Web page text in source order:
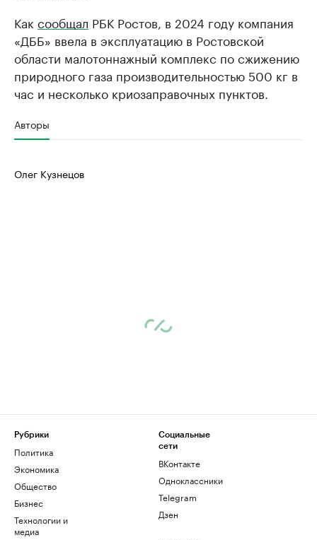
Как сообщал РБК Ростов, в 2024 году компания
«ДББ» ввела в эксплуатацию в Ростовской
области малотоннажный комплекс по сжижению
природного газа производительностью 500 кг в
час и несколько криозаправочных пунктов.
Авторы
Олег Кузнецов
Рубрики
Политика
Экономика
Общество
Бизнес
Технологии и
медиа
Социальные
сети
ВКонтакте
Одноклассники
Telegram
Дзен